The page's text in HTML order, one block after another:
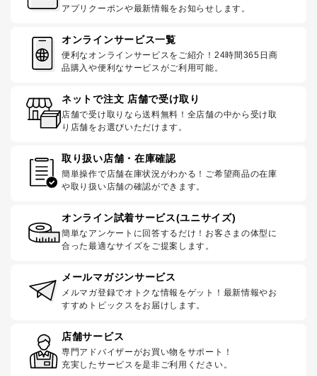
アプリクーポンや最新情報をお知らせします。
オンラインサービス一覧
便利なオンラインサービスをご紹介！24時間365日商
品購入や便利なサービスがご利用可能。
ネットで注文 店舗で受け取り
店舗で受け取りなら送料無料！全店舗の中から受け取
り店舗をお選びいただけます。
取り扱い店舗・在庫確認
簡単操作で店舗在庫状況がわかる！ご希望商品の在庫
や取り扱い店舗の確認ができます。
オンライン試着サービス(ユニサイズ)
簡単なアンケートに回答するだけ！お客さまの体型に
合った最適なサイズをご提案します。
メールマガジンサービス
メルマガ登録でオトクな情報をゲット！最新情報やお
すすめトピックスをお届けします。
店舗サービス
専門アドバイザーがお買い物をサポート！
充実したサービスを是非ご利用ください。